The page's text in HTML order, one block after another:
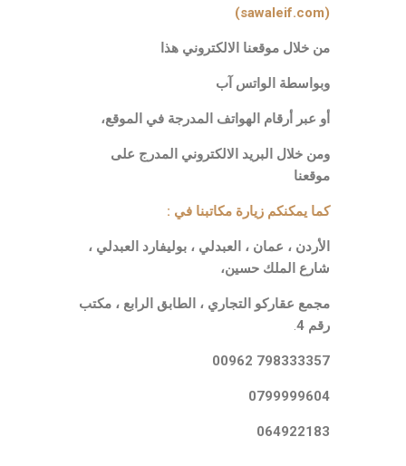
(sawaleif.com)
من خلال موقعنا الالكتروني هذا
وبواسطة الواتس آب
أو عبر أرقام الهواتف المدرجة في الموقع،
ومن خلال البريد الالكتروني المدرج على
موقعنا
كما يمكنكم زيارة مكاتبنا في :
الأردن ، عمان ، العبدلي ، بوليفارد العبدلي ،
شارع الملك حسين،
مجمع عقاركو التجاري ، الطابق الرابع ، مكتب
رقم 4
.
798333357 00962
0799999604
064922183